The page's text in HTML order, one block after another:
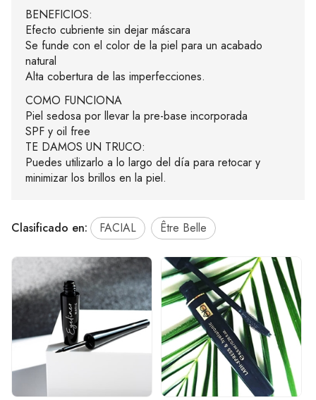
BENEFICIOS:
Efecto cubriente sin dejar máscara
Se funde con el color de la piel para un acabado
natural
Alta cobertura de las imperfecciones.
COMO FUNCIONA
Piel sedosa por llevar la pre-base incorporada
SPF y oil free
TE DAMOS UN TRUCO:
Puedes utilizarlo a lo largo del día para retocar y
minimizar los brillos en la piel.
Clasificado en: FACIAL Être Belle